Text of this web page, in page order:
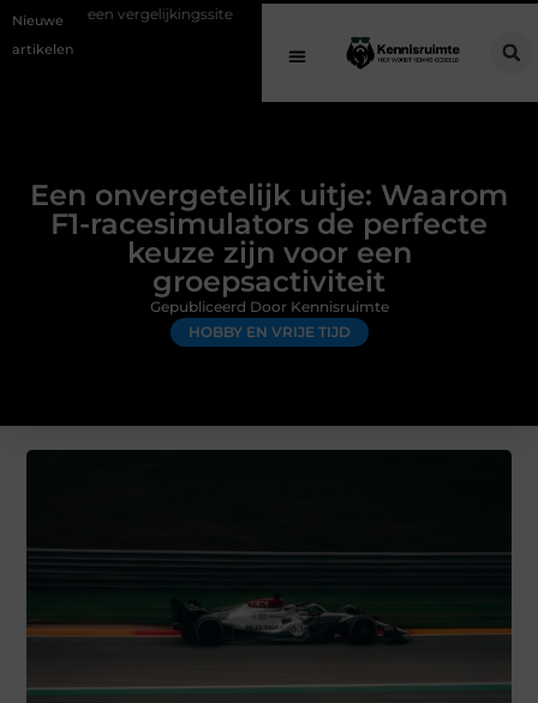
Nieuwe
artikelen
Schenking aan een goed doel: waarom geven
Een onvergetelijk uitje: Waarom
F1-racesimulators de perfecte
keuze zijn voor een
groepsactiviteit
HOBBY EN VRIJE TIJD
Gepubliceerd Door Kennisruimte